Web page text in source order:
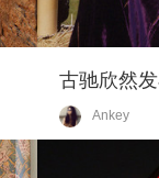
古驰欣然
Ankey